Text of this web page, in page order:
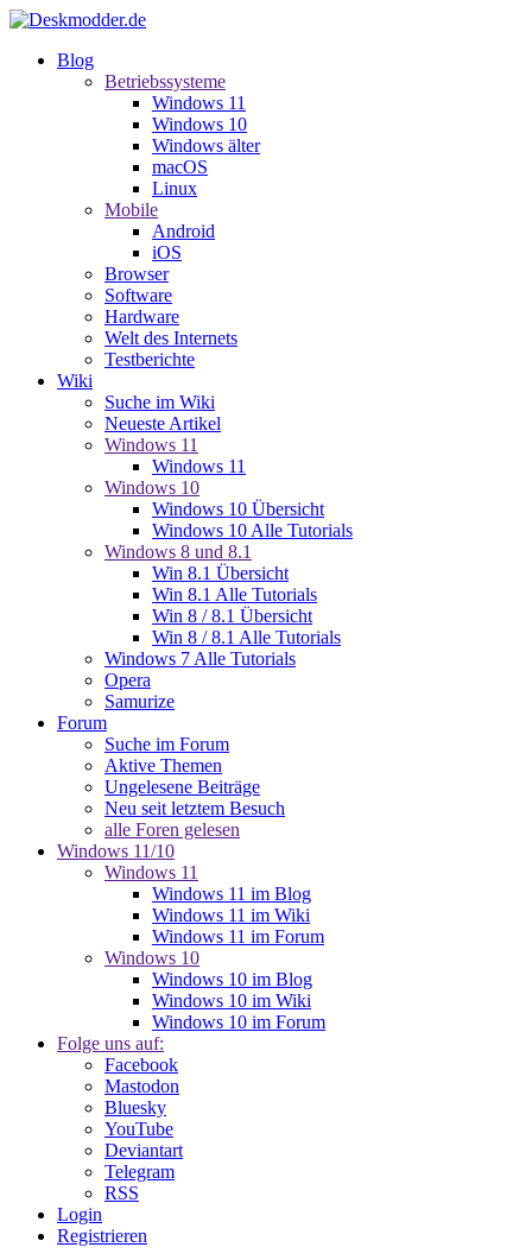
Blog
Betriebssysteme
Windows 11
Windows 10
Windows älter
macOS
Linux
Mobile
Android
iOS
Browser
Software
Hardware
Welt des Internets
Testberichte
Wiki
Suche im Wiki
Neueste Artikel
Windows 11
Windows 11
Windows 10
Windows 10 Übersicht
Windows 10 Alle Tutorials
Windows 8 und 8.1
Win 8.1 Übersicht
Win 8.1 Alle Tutorials
Win 8 / 8.1 Übersicht
Win 8 / 8.1 Alle Tutorials
Windows 7 Alle Tutorials
Opera
Samurize
Forum
Suche im Forum
Aktive Themen
Ungelesene Beiträge
Neu seit letztem Besuch
alle Foren gelesen
Windows 11/10
Windows 11
Windows 11 im Blog
Windows 11 im Wiki
Windows 11 im Forum
Windows 10
Windows 10 im Blog
Windows 10 im Wiki
Windows 10 im Forum
Folge uns auf:
Facebook
Mastodon
Bluesky
YouTube
Deviantart
Telegram
RSS
Login
Registrieren